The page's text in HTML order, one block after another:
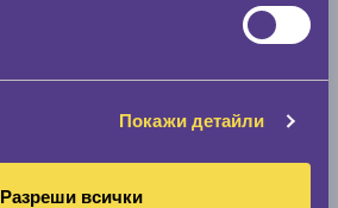
Покажи детайли
Разреши всички
По марка автомобил